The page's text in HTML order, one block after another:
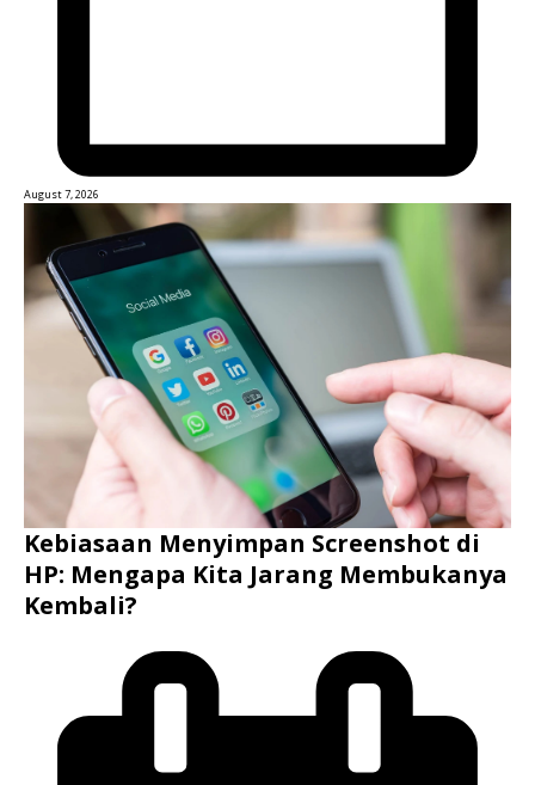
August 7, 2026
Kebiasaan Menyimpan Screenshot di
HP: Mengapa Kita Jarang Membukanya
Kembali?